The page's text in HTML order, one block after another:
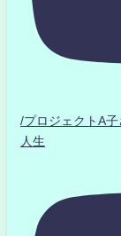
/プロジェクトA
人生